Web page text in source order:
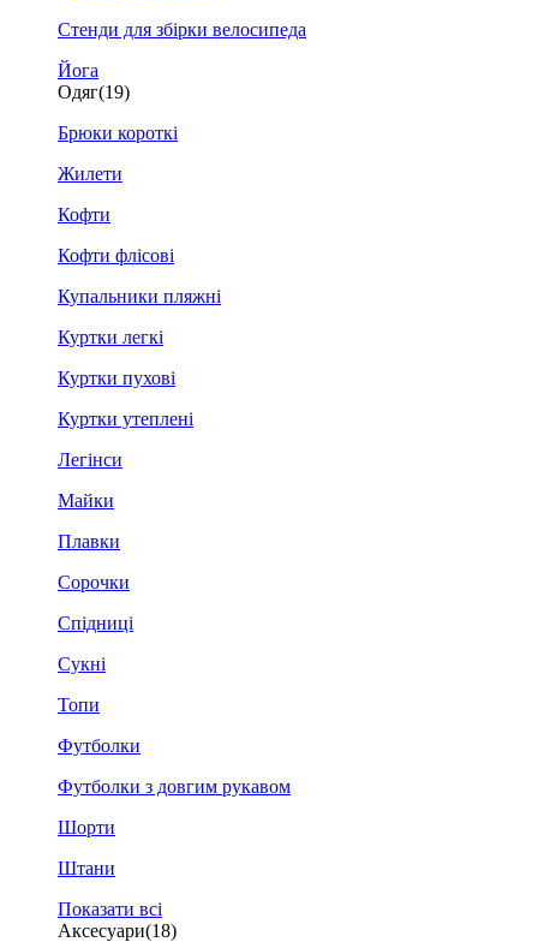
Стенди для збірки велосипеда
Йога
Одяг(19)
Брюки короткі
Жилети
Кофти
Кофти флісові
Купальники пляжні
Куртки легкі
Куртки пухові
Куртки утеплені
Легінси
Майки
Плавки
Сорочки
Спідниці
Сукні
Топи
Футболки
Футболки з довгим рукавом
Шорти
Штани
Показати всі
Аксесуари(18)